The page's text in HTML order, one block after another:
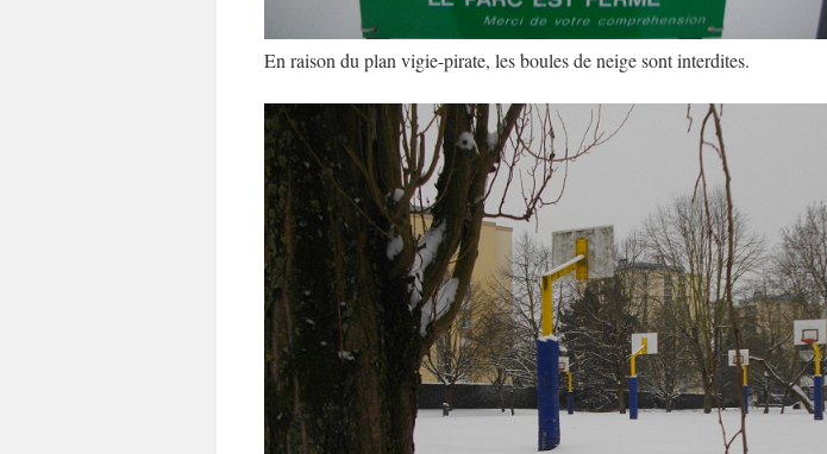
En raison du plan vigie-pirate, les boules de neige sont interdites.